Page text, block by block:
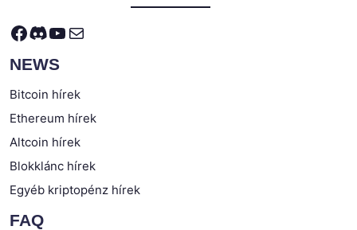
Facebook
Discord
YouTube
Mail
NEWS
Bitcoin hírek
Ethereum hírek
Altcoin hírek
Blokklánc hírek
Egyéb kriptopénz hírek
FAQ